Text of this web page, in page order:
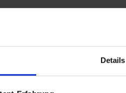
Details
einer Suchanfrage wird in Form
zu den Objekteigenschaften
Ansichten